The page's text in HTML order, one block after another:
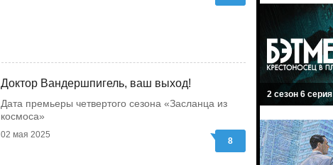
Доктор Вандершпигель, ваш выход!
Дата премьеры четвертого сезона «Засланца из
космоса»
02 мая 2025
8
2 сезон 6 серия